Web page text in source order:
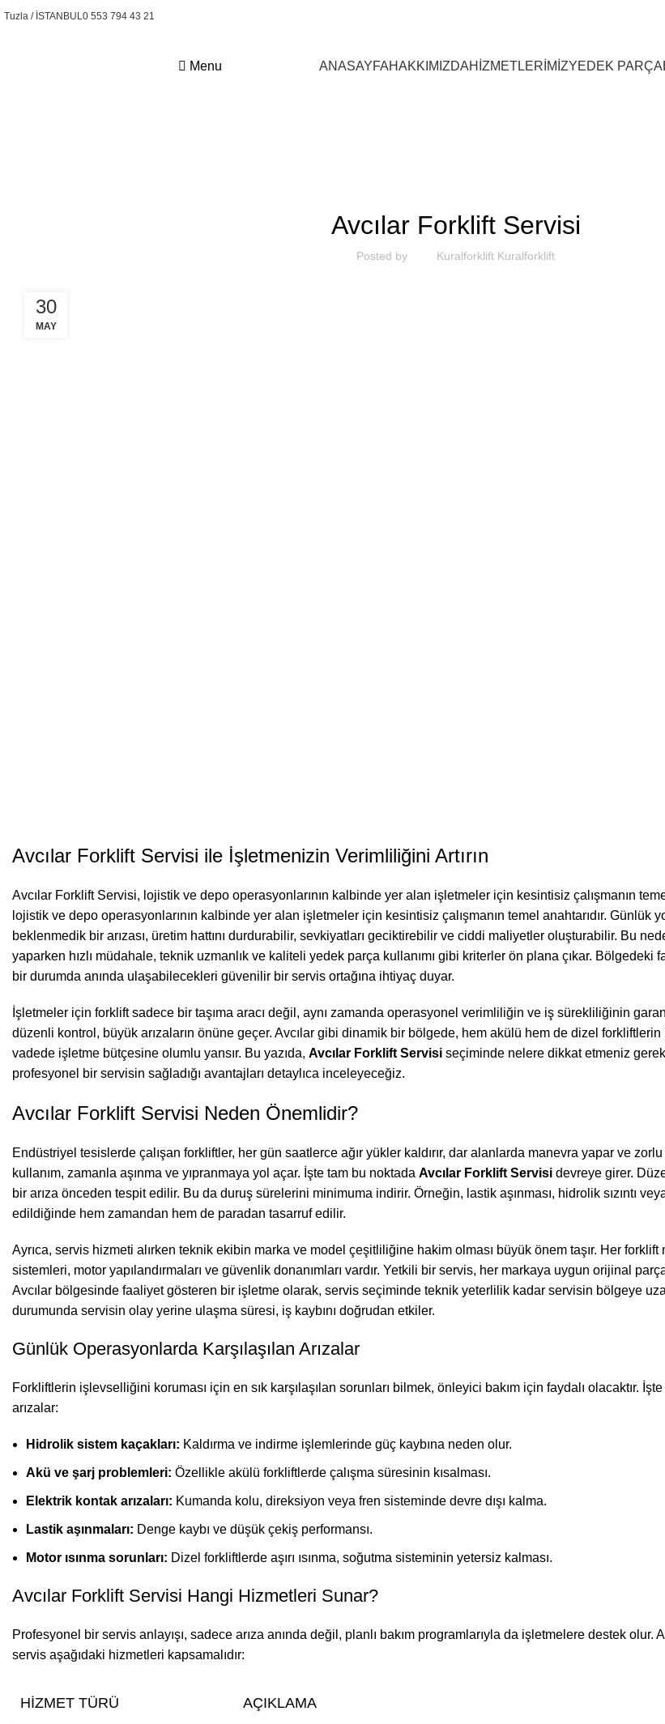
Tuzla / İSTANBUL0 553 794 43 21
Menu ANASAYFAHAKKIMIZDAHİZMETLERİMİZYEDEK PARÇA
Avcılar Forklift Servisi
Posted by Kuralforklift Kuralforklift
30
MAY
Avcılar Forklift Servisi ile İşletmenizin Verimliliğini Artırın
Avcılar Forklift Servisi, lojistik ve depo operasyonlarının kalbinde yer alan işletmeler için kesintisiz çalışmanın
lojistik ve depo operasyonlarının kalbinde yer alan işletmeler için kesintisiz çalışmanın temel anahtarıdır. Günlük
beklenmedik bir arızası, üretim hattını durdurabilir, sevkiyatları geciktirebilir ve ciddi maliyetler oluşturabilir. Bu
yaparken hızlı müdahale, teknik uzmanlık ve kaliteli yedek parça kullanımı gibi kriterler ön plana çıkar. Bölgedeki
bir durumda anında ulaşabilecekleri güvenilir bir servis ortağına ihtiyaç duyar.
İşletmeler için forklift sadece bir taşıma aracı değil, aynı zamanda operasyonel verimliliğin ve iş sürekliliğinin
düzenli kontrol, büyük arızaların önüne geçer. Avcılar gibi dinamik bir bölgede, hem akülü hem de dizel forkliftlerin
vadede işletme bütçesine olumlu yansır. Bu yazıda, Avcılar Forklift Servisi seçiminde nelere dikkat etmeniz
profesyonel bir servisin sağladığı avantajları detaylıca inceleyeceğiz.
Avcılar Forklift Servisi Neden Önemlidir?
Endüstriyel tesislerde çalışan forkliftler, her gün saatlerce ağır yükler kaldırır, dar alanlarda manevra yapar ve
kullanım, zamanla aşınma ve yıpranmaya yol açar. İşte tam bu noktada Avcılar Forklift Servisi devreye girer.
bir arıza önceden tespit edilir. Bu da duruş sürelerini minimuma indirir. Örneğin, lastik aşınması, hidrolik sızıntı
edildiğinde hem zamandan hem de paradan tasarruf edilir.
Ayrıca, servis hizmeti alırken teknik ekibin marka ve model çeşitliliğine hakim olması büyük önem taşır. Her forklift
sistemleri, motor yapılandırmaları ve güvenlik donanımları vardır. Yetkili bir servis, her markaya uygun orijinal
Avcılar bölgesinde faaliyet gösteren bir işletme olarak, servis seçiminde teknik yeterlilik kadar servisin bölgeye
durumunda servisin olay yerine ulaşma süresi, iş kaybını doğrudan etkiler.
Günlük Operasyonlarda Karşılaşılan Arızalar
Forkliftlerin işlevselliğini koruması için en sık karşılaşılan sorunları bilmek, önleyici bakım için faydalı olacaktır.
arızalar:
Hidrolik sistem kaçakları: Kaldırma ve indirme işlemlerinde güç kaybına neden olur.
Akü ve şarj problemleri: Özellikle akülü forkliftlerde çalışma süresinin kısalması.
Elektrik kontak arızaları: Kumanda kolu, direksiyon veya fren sisteminde devre dışı kalma.
Lastik aşınmaları: Denge kaybı ve düşük çekiş performansı.
Motor ısınma sorunları: Dizel forkliftlerde aşırı ısınma, soğutma sisteminin yetersiz kalması.
Avcılar Forklift Servisi Hangi Hizmetleri Sunar?
Profesyonel bir servis anlayışı, sadece arıza anında değil, planlı bakım programlarıyla da işletmelere destek
servis aşağıdaki hizmetleri kapsamalıdır:
HIZMET TÜRÜ AÇIKLAMA